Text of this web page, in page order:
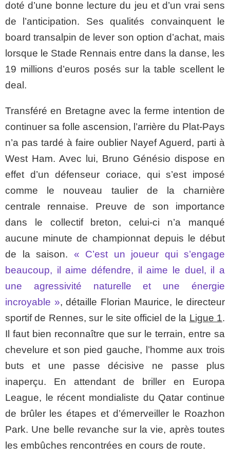
doté d’une bonne lecture du jeu et d’un vrai sens
de l’anticipation. Ses qualités convainquent le
board transalpin de lever son option d’achat, mais
lorsque le Stade Rennais entre dans la danse, les
19 millions d’euros posés sur la table scellent le
deal.
Transféré en Bretagne avec la ferme intention de
continuer sa folle ascension, l’arrière du Plat-Pays
n’a pas tardé à faire oublier Nayef Aguerd, parti à
West Ham. Avec lui, Bruno Génésio dispose en
effet d’un défenseur coriace, qui s’est imposé
comme le nouveau taulier de la charnière
centrale rennaise. Preuve de son importance
dans le collectif breton, celui-ci n’a manqué
aucune minute de championnat depuis le début
de la saison. « C’est un joueur qui s’engage
beaucoup, il aime défendre, il aime le duel, il a
une agressivité naturelle et une énergie
incroyable », détaille Florian Maurice, le directeur
sportif de Rennes, sur le site officiel de la Ligue 1.
Il faut bien reconnaître que sur le terrain, entre sa
chevelure et son pied gauche, l’homme aux trois
buts et une passe décisive ne passe plus
inaperçu. En attendant de briller en Europa
League, le récent mondialiste du Qatar continue
de brûler les étapes et d’émerveiller le Roazhon
Park. Une belle revanche sur la vie, après toutes
les embûches rencontrées en cours de route.